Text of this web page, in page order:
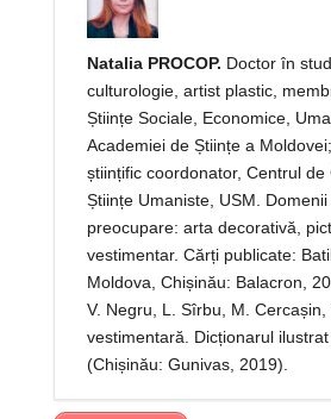
Natalia PROCOP. Doctor în
culturologie, artist plastic,
Științe Sociale, Economice,
Academiei de Științe a
științific coordonator, Centrul de
Științe Umaniste, USM. Domenii
preocupare: arta decorativă,
vestimentar. Cărți publicate:
Moldova, Chișinău: Balacron,
V. Negru, L. Sîrbu, M. Cercașin,
vestimentară. Dicționarul
(Chișinău: Gunivas, 2019).